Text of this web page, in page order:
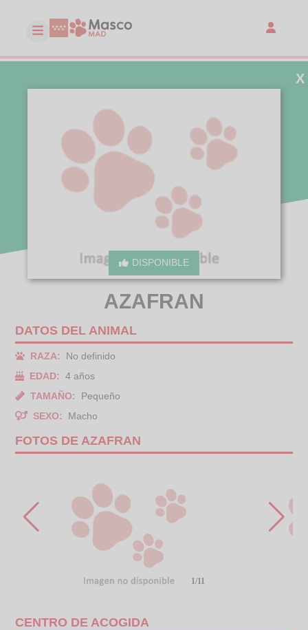
DISPONIBLE
X
AZAFRAN
DATOS DEL ANIMAL
RAZA:
No definido
EDAD:
4 años
TAMAÑO:
Pequeño
SEXO:
Macho
FOTOS DE AZAFRAN
1/11
CENTRO DE ACOGIDA